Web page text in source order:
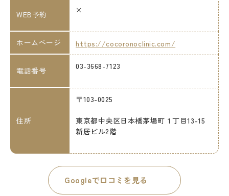
WEB予約 ×
ホームページ https://cocoronoclinic.com/
電話番号 03-3668-7123
住所
〒103-0025
東京都中央区日本橋茅場町１丁目13-15
新居ビル2階
Googleで口コミを見る